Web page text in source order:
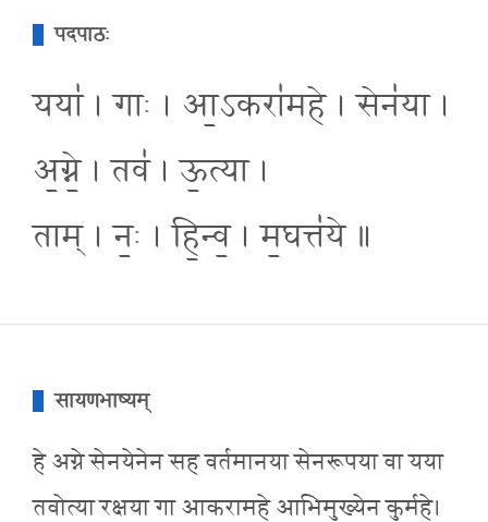
पदपाठः
यया॑ । गाः । आ॒ऽकरा॑महे । सेन॑या ।
अ॒ग्ने॒ । तव॑ । ऊ॒त्या ।
ताम् । नः॒ । हि॒न्व॒ । म॒घत्त॑ये ॥
सायणभाष्यम्
हे अग्ने सेनयेनेन सह वर्तमानया सेनरूपया वा यया
तवोत्या रक्षया गा आकरामहे आभिमुख्येन कुर्महे।